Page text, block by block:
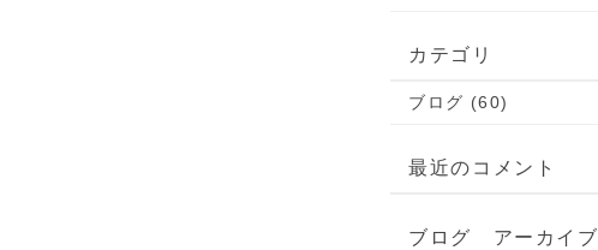
カテゴリ
ブログ (60)
最近のコメント
ブログ アーカイブ